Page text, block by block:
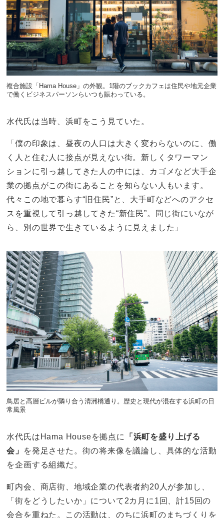
複合施設「Hama House」の外観。1階のブックカフェは住民や地元企業
で働くビジネスパーソンらいつも賑わっている。
水代氏は当時、浜町をこう見ていた。
「僕の印象は、昼夜の人口は大きく変わらないのに、働
く人と住む人に接点が見えない街。新しくタワーマン
ションに引っ越してきた人の中には、カゴメなど大手企
業の拠点がこの街にあることを知らない人もいます。
代々この地で暮らす“旧住民”と、大手町などへのアクセ
スを重視して引っ越してきた“新住民”。同じ街にいなが
ら、別の世界で生きているように見えました」
鳥居と高層ビルが隣り合う清洲橋通り。歴史と現代が混在する浜町の日
常風景
水代氏はHama Houseを拠点に
「浜町を盛り上げる
会」
を発足させた。街の将来像を議論し、具体的な活動
を企画する組織だ。
町内会、商店街、地域企業の代表者約20人が参加し、
「街をどうしたいか」について2カ月に1回、計15回の
会合を重ねた。この活動は、のちに浜町のまちづくりを